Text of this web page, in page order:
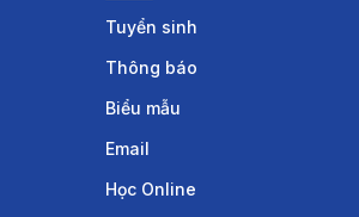
Tuyển sinh
Thông báo
Biểu mẫu
Email
Học Online